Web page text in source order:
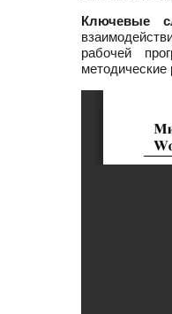
Ключевые
рабочей